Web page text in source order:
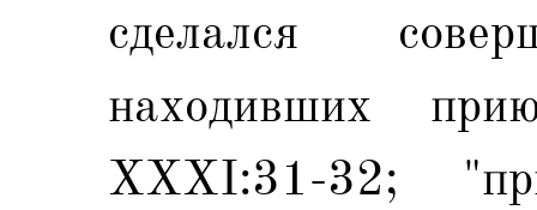
сделался
находивших
XXXI:31-32;